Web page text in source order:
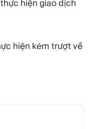
hiện giao dịch
hiện kém trượt về